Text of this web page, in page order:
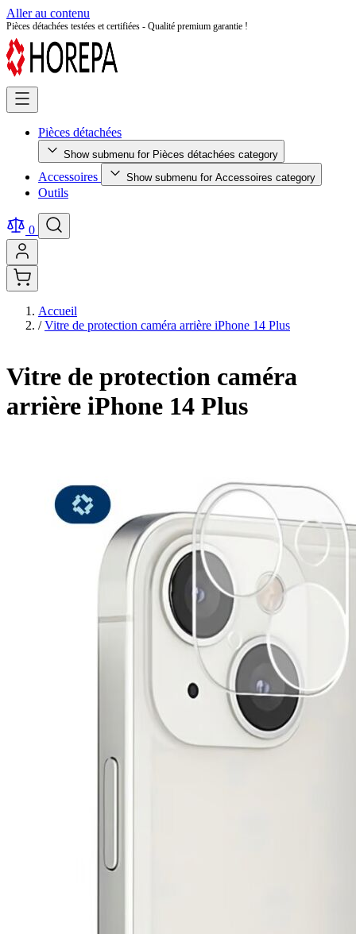
Aller au contenu
Pièces détachées testées et certifiées - Qualité premium garantie !
Pièces détachées
Show submenu for Pièces détachées category
Accessoires Show submenu for Accessoires category
Outils
0
Accueil
/ Vitre de protection caméra arrière iPhone 14 Plus
Vitre de protection caméra
arrière iPhone 14 Plus